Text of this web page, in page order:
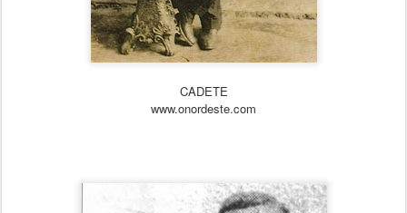
CADETE
www.onordeste.com